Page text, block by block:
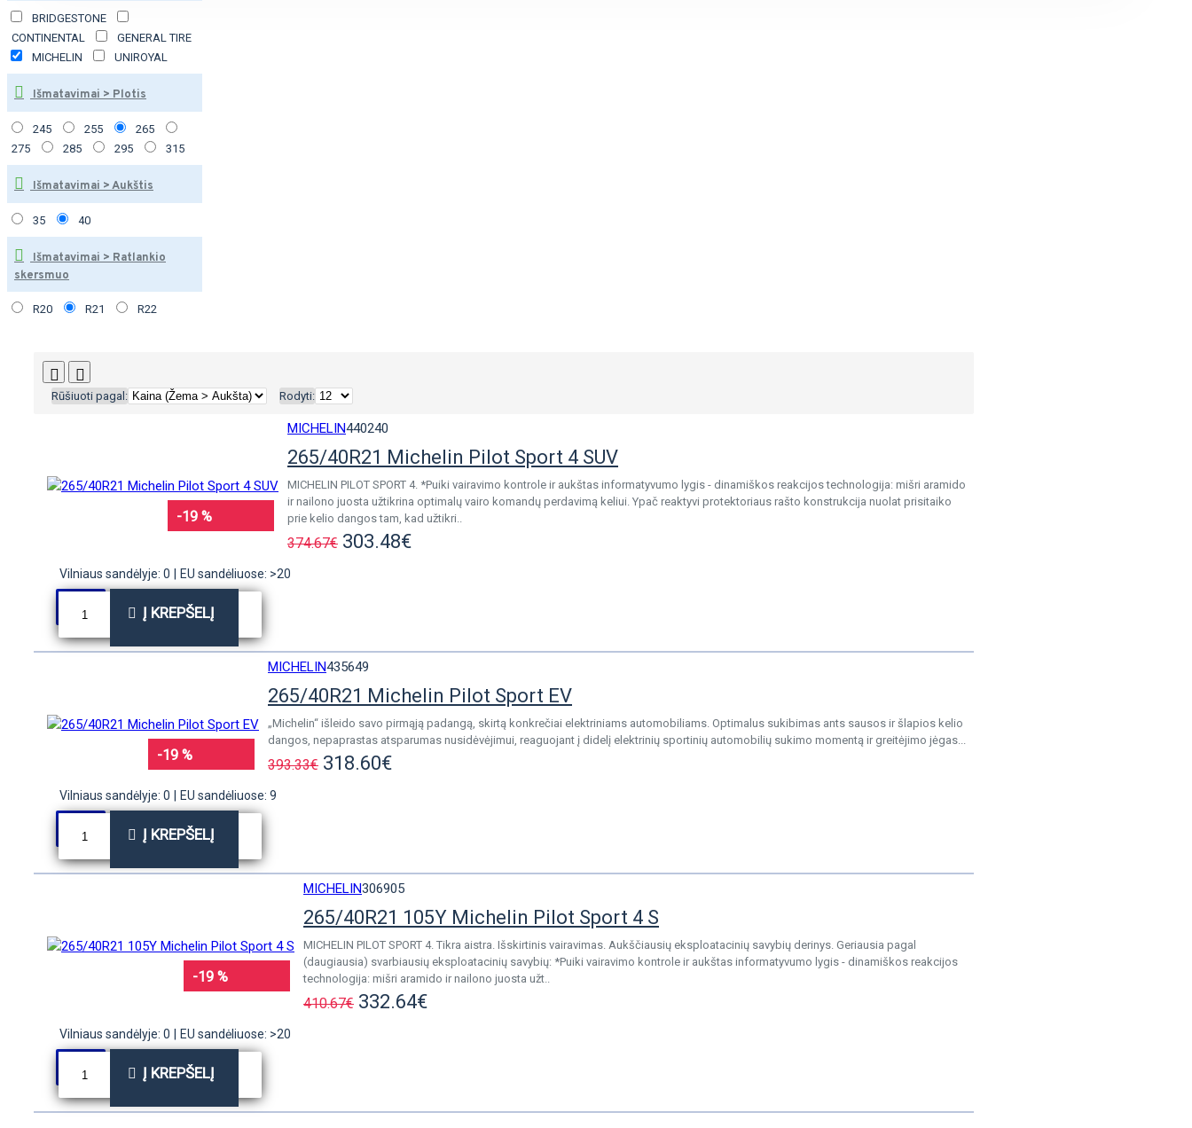
BRIDGESTONE
CONTINENTAL
GENERAL TIRE
MICHELIN
UNIROYAL
Išmatavimai > Plotis
245 255
265
275
285 295 315
Išmatavimai > Aukštis
35 40
Išmatavimai > Ratlankio
skersmuo
R20 R21 R22
Rūšiuoti pagal: Rodyti:
-19 %
MICHELIN440240
265/40R21 Michelin Pilot Sport 4 SUV
MICHELIN PILOT SPORT 4. *Puiki vairavimo kontrole ir aukštas informatyvumo lygis - dinamiškos reakcijos technologija: mišri aramido
ir nailono juosta užtikrina optimalų vairo komandų perdavimą keliui. Ypač reaktyvi protektoriaus rašto konstrukcija nuolat prisitaiko
prie kelio dangos tam, kad užtikri..
374.67€ 303.48€
Vilniaus sandėlyje: 0 EU sandėliuose: >20
Į KREPŠELĮ
-19 %
MICHELIN435649
265/40R21 Michelin Pilot Sport EV
„Michelin“ išleido savo pirmąją padangą, skirtą konkrečiai elektriniams automobiliams. Optimalus sukibimas ants sausos ir šlapios kelio
dangos, nepaprastas atsparumas nusidėvėjimui, reaguojant į didelį elektrinių sportinių automobilių sukimo momentą ir greitėjimo jėgas...
393.33€ 318.60€
Vilniaus sandėlyje: 0 EU sandėliuose: 9
Į KREPŠELĮ
-19 %
MICHELIN306905
265/40R21 105Y Michelin Pilot Sport 4 S
MICHELIN PILOT SPORT 4. Tikra aistra. Išskirtinis vairavimas. Aukščiausių eksploatacinių savybių derinys. Geriausia pagal
(daugiausia) svarbiausių eksploatacinių savybių: *Puiki vairavimo kontrole ir aukštas informatyvumo lygis - dinamiškos reakcijos
technologija: mišri aramido ir nailono juosta užt..
410.67€ 332.64€
Vilniaus sandėlyje: 0 EU sandėliuose: >20
Į KREPŠELĮ